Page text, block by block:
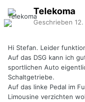
Telekoma
Geschrieben
Hi Stefan. Leider
Auf das DSG kann ich
sportlichen Auto
Schaltgetriebe.
Auf das linke Pedal im
Limousine verzichten